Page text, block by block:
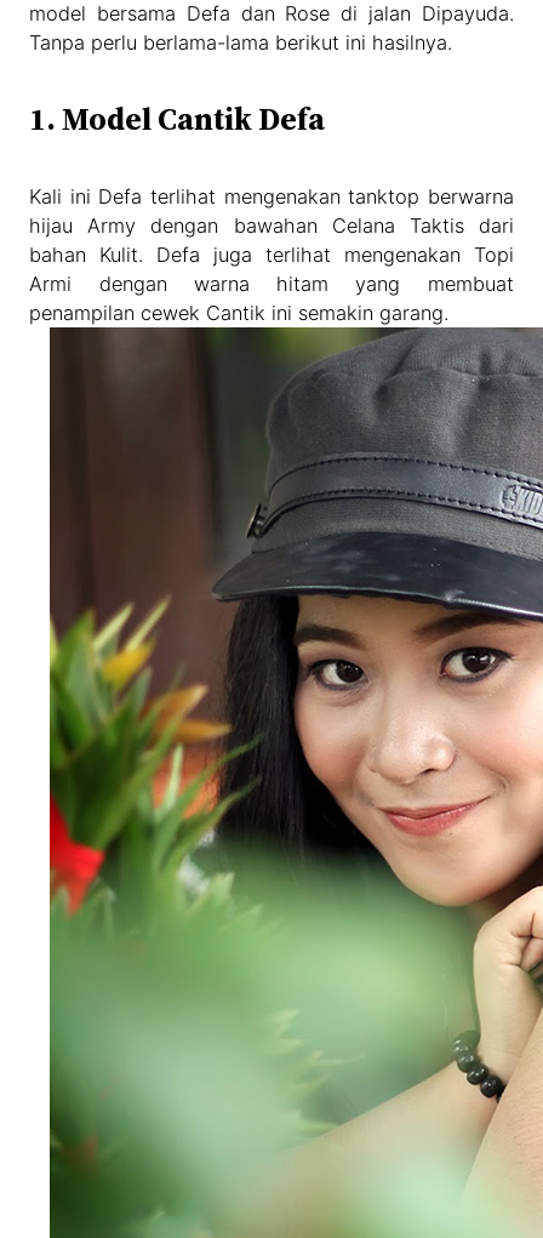
model bersama Defa dan Rose di jalan Dipayuda.
Tanpa perlu berlama-lama berikut ini hasilnya.
1. Model Cantik Defa
Kali ini Defa terlihat mengenakan tanktop berwarna
hijau Army dengan bawahan Celana Taktis dari
bahan Kulit. Defa juga terlihat mengenakan Topi
Armi dengan warna hitam yang membuat
penampilan cewek Cantik ini semakin garang.